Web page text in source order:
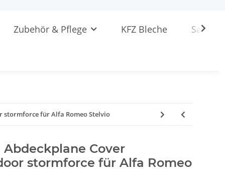
Zubehör & Pflege KFZ Bleche
stormforce für Alfa Romeo Stelvio
Cover
stormforce für Alfa Romeo